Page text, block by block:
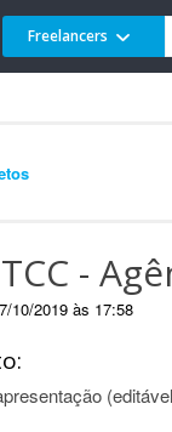
Freelancers
-
10/2019 às 17:58